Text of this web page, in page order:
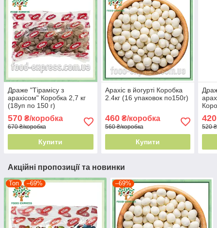
Драже "Тірамісу з
арахісом" Коробка 2,7 кг
(18уп по 150 г)
570 ₴/коробка
670 ₴/коробка
Купити
Арахіс в йогурті Коробка
2.4кг (16 упаковок по150г)
460₴/коробка
560 ₴/коробка
Купити
420
520
Акційні пропозиції та новинки
Топ –69% –69%